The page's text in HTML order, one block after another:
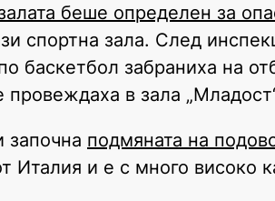
беше определен за
спортна зала. След
баскетбол забраниха на
провеждаха в зала
започна подмяната на
Италия и е с много високо